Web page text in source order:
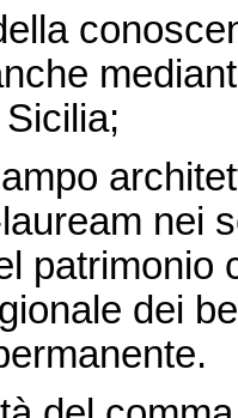
nei
patrimonio
dei